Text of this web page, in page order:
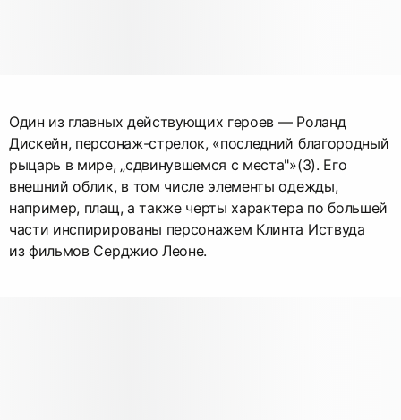
Один из главных действующих героев — Роланд
Дискейн, персонаж-стрелок, «последний благородный
рыцарь в мире, „сдвинувшемся с места"»(3). Его
внешний облик, в том числе элементы одежды,
например, плащ, а также черты характера по большей
части инспирированы персонажем Клинта Иствуда
из фильмов Серджио Леоне.